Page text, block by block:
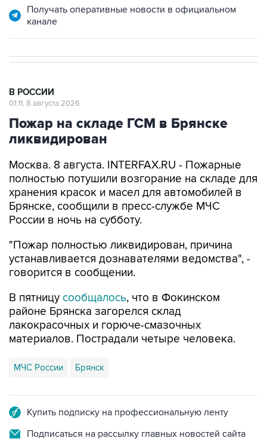
Пожар на складе ГСМ в Брянске
ликвидирован
Москва. 8 августа. INTERFAX.RU - Пожарные
хранения красок и масел для автомобилей в
Брянске, сообщили в пресс-службе МЧС
России в ночь на субботу.
"Пожар полностью ликвидирован, причина
говорится в сообщении.
В пятницу сообщалось, что в Фокинском
лакокрасочных и горюче-смазочных
материалов. Пострадали четыре человека.
МЧС России Брянск
Подписаться на рассылку главных новостей сайта
Получать оперативные новости в официальном